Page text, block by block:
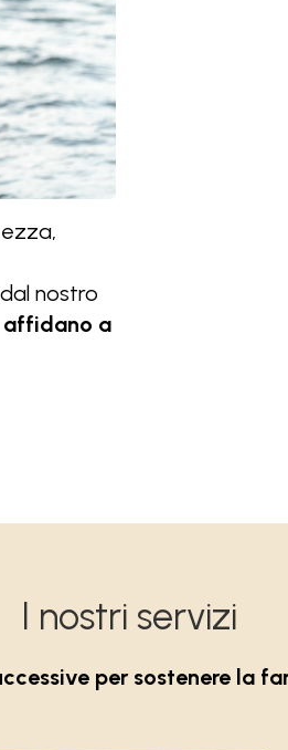
nostro
affidano a
I nostri servizi
per sostenere la